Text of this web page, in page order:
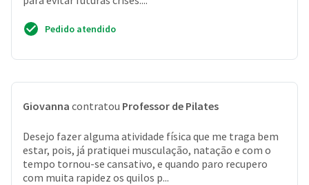
Pedido atendido
Giovanna contratou Professor de Pilates
Desejo fazer alguma atividade física que me traga bem
estar, pois, já pratiquei musculação, natação e com o
tempo tornou-se cansativo, e quando paro recupero
com muita rapidez os quilos p...